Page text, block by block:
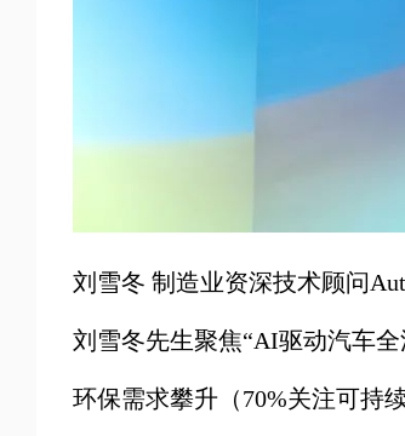
刘雪冬 制造业资深技术顾问
刘雪冬先生聚焦“AI驱动汽车
环保需求攀升（70%关注可持